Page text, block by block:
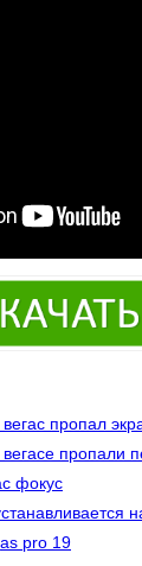
пропал
пропали
фокус
pro 19